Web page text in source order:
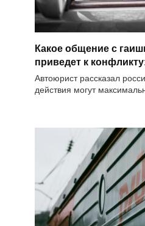
Какое общение с
приведет к
Автоюрист рассказал
действия могут